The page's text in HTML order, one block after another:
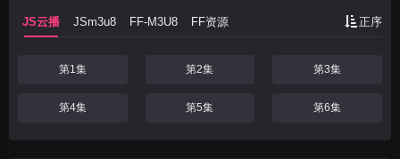
JS云播 JSm3u8 FF-M3U8 FF资源 正序
第1集 第2集 第3集
第4集 第5集 第6集